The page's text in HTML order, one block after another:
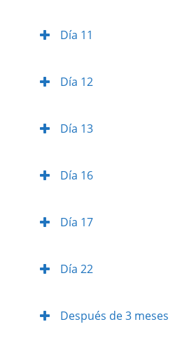
Día 11
Día 12
Día 13
Día 16
Día 17
Día 22
Después de 3 meses